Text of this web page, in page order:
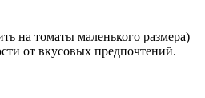
на томаты маленького размера)
от вкусовых предпочтений.